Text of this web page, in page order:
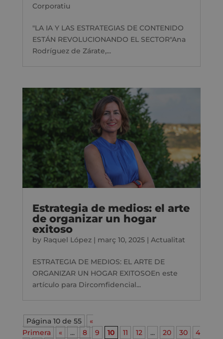
Corporatiu
"LA IA Y LAS ESTRATEGIAS DE CONTENIDO
ESTÁN REVOLUCIONANDO EL SECTOR"Ana
Rodríguez de Zárate,...
Estrategia de medios: el arte
de organizar un hogar
exitoso
by Raquel López| març 10, 2025| Actualitat
ESTRATEGIA DE MEDIOS: EL ARTE DE
ORGANIZAR UN HOGAR EXITOSOEn este
artículo para Dircomfidencial...
Página 10 de 55
«
Primera
« ... 8 9 10 11 12 ... 20 30
4